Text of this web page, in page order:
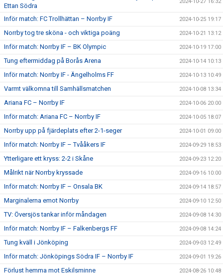
Ettan Södra
2024-10-27 16:32
Inför match: FC Trollhättan – Norrby IF 2024-10-25 19:17
Norrby tog tre sköna - och viktiga poäng 2024-10-21 13:12
Inför match: Norrby IF – BK Olympic 2024-10-19 17:00
Tung eftermiddag på Borås Arena 2024-10-14 10:13
Inför match: Norrby IF - Ängelholms FF 2024-10-13 10:49
Varmt välkomna till Samhällsmatchen 2024-10-08 13:34
Ariana FC – Norrby IF 2024-10-06 20:00
Inför match: Ariana FC – Norrby IF 2024-10-05 18:07
Norrby upp på fjärdeplats efter 2-1-seger 2024-10-01 09:00
Inför match: Norrby IF – Tvååkers IF 2024-09-29 18:53
Ytterligare ett kryss: 2-2 i Skåne 2024-09-23 12:20
Målrikt när Norrby kryssade 2024-09-16 10:00
Inför match: Norrby IF – Onsala BK 2024-09-14 18:57
Marginalerna emot Norrby 2024-09-10 12:50
TV: Översjös tankar inför måndagen 2024-09-08 14:30
Inför match: Norrby IF – Falkenbergs FF 2024-09-08 14:24
Tung kväll i Jönköping 2024-09-03 12:49
Inför match: Jönköpings Södra IF – Norrby IF 2024-09-01 19:26
Förlust hemma mot Eskilsminne 2024-08-26 10:48